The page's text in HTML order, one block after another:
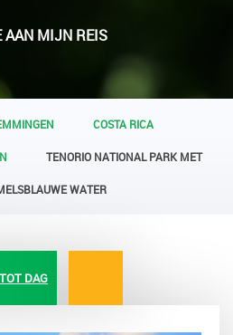
AAN MIJN REIS
COSTA RICA
TENORIO NATIONAL PARK MET
WATER
DAG